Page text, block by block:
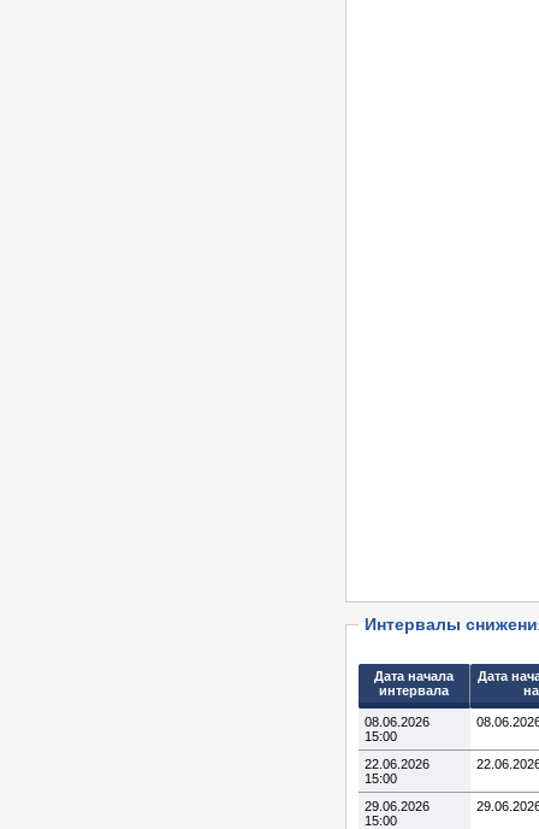
Интервалы
Дата начала
интервала
Дата
08.06.2026
15:00
22.06.2026
15:00
29.06.2026
15:00